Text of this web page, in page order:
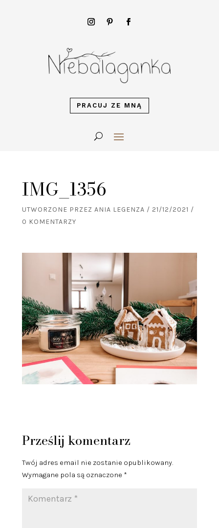
PRACUJ ZE MNĄ
IMG_1356
UTWORZONE PRZEZ ANIA LEGENZA / 21/12/2021 /
0 KOMENTARZY
Prześlij komentarz
Twój adres email nie zostanie opublikowany.
Wymagane pola są oznaczone *